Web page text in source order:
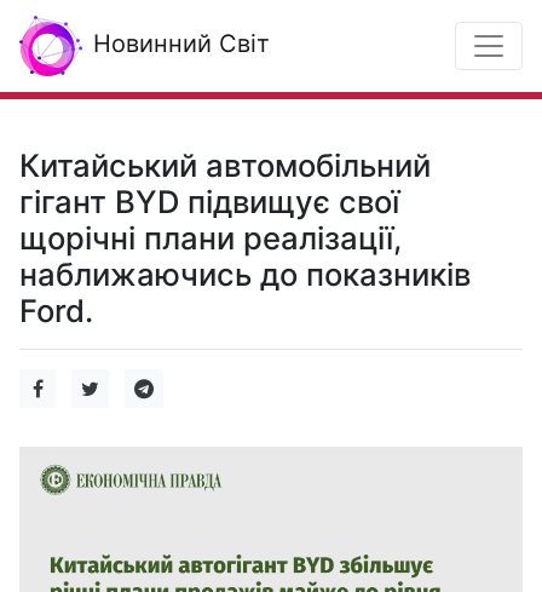
Новинний Світ
Китайський автомобільний
гігант BYD підвищує свої
щорічні плани реалізації,
наближаючись до показників
Ford.